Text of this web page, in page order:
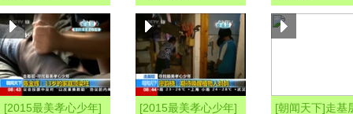
[2015最美孝心少年]
[2015最美孝心少年]
[朝闻天下]走基